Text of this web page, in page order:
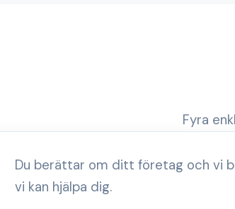
Fyra
Du berättar om ditt företag och vi
vi kan hjälpa dig.